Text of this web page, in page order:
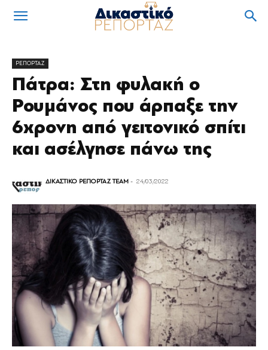
ΡΕΠΟΡΤΑΖ
Πάτρα: Στη φυλακή ο
Ρουμάνος που άρπαξε την
6χρονη από γειτονικό σπίτι
και ασέλγησε πάνω της
ΔΙΚΑΣΤΙΚΟ ΡΕΠΟΡΤΑΖ TEAM - 24/03/2022